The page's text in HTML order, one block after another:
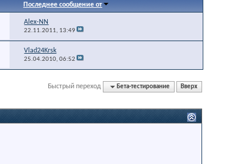
Последнее сообщение от
Alex-NN
22.11.2011, 13:49
Vlad24Krsk
25.04.2010,06:52
Быстрый переход Бета-тестирование Вверх